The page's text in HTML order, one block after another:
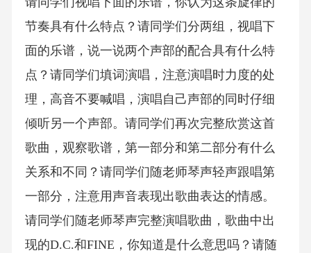
节奏具有什么特点？请同学们分两组，视唱下
面的乐谱，说一说两个声部的配合具有什么特
点？请同学们填词演唱，注意演唱时力度的处
理，高音不要喊唱，演唱自己声部的同时仔细
倾听另一个声部。请同学们再次完整欣赏这首
歌曲，观察歌谱，第一部分和第二部分有什么
关系和不同？请同学们随老师琴声轻声跟唱第
一部分，注意用声音表现出歌曲表达的情感。
请同学们随老师琴声完整演唱歌曲，歌曲中出
现的D.C.和FINE，你知道是什么意思吗？请随